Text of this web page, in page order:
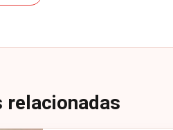
relacionadas